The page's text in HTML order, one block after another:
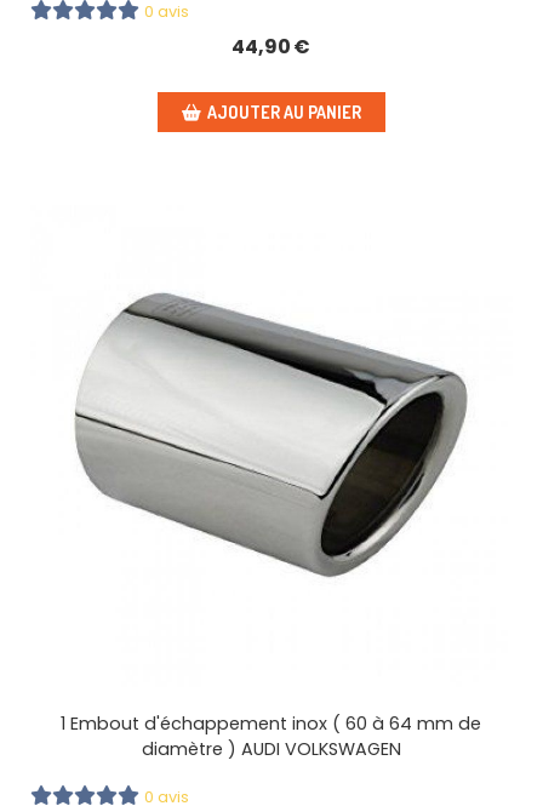
0 avis
44,90€
AJOUTER AU PANIER
1 Embout d'échappement inox ( 60 à 64 mm de
diamètre ) AUDI VOLKSWAGEN
0 avis